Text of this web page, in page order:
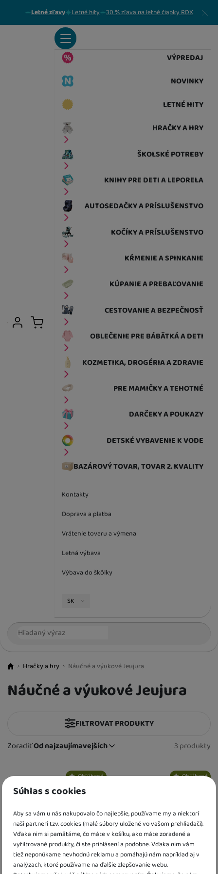
Súhlas s cookies
Aby sa vám u nás nakupovalo čo najlepšie, používame my a niektorí
naši partneri tzv. cookies (malé súbory uložené vo vašom prehliadači).
Vďaka nim si pamätáme, čo máte v košíku, ako máte zoradené a
vyfiltrované produkty, či ste prihlásení a podobne. Vďaka nim vám
tiež neponúkame nevhodnú reklamu a pomáhajú nám napríklad aj v
analýzach, ktoré používame na ďalšie zlepšovanie webu.
Letné zľavy Letné hity 30 % zľava na letné čiapky RDX Zavrieť
VÝPREDAJ
NOVINKY
LETNÉ HITY
HRAČKY A HRY
ŠKOLSKÉ POTREBY
KNIHY PRE DETI A LEPORELA
AUTOSEDAČKY A PRÍSLUŠENSTVO
KOČÍKY A PRÍSLUŠENSTVO
KŔMENIE A SPINKANIE
KÚPANIE A PREBAĽOVANIE
CESTOVANIE A BEZPEČNOSŤ
OBLEČENIE PRE BÁBÄTKÁ A DETI
KOZMETIKA, DROGÉRIA A ZDRAVIE
PRE MAMIČKY A TEHOTNÉ
DARČEKY A POUKAZY
DETSKÉ VYBAVENIE K VODE
BAZÁROVÝ TOVAR, TOVAR 2. KVALITY
Kontakty
Doprava a platba
Vrátenie tovaru a výmena
Letná výbava
Výbava do škôlky
Jazyková verzia
SK
Vyhľadávanie
Užívateľská sekcia
Prihlásiť sa
Košík
Hračky a hry Náučné a výukové Jeujura
Náučné a výukové Jeujura
ZoradiťOd najzaujímavejších
Najdrahšie
Najviac zlacnené
Od najzaujímavejších 3 produkty
FILTROVAT PRODUKTY
Cena(€)
pre chlapcov (3)
pre dievčatá (3)
3 roky ( )
4 roky (3)
5 rokov (3)
6 rokov (3)
7 rokov (2)
8 rokov (1)
plastové (2)
drevené (1)
magnetické (3)
Dostupnost
K dispozícii (3)
Extra
Akce (3)
Produkty Obľúbené Obľúbené